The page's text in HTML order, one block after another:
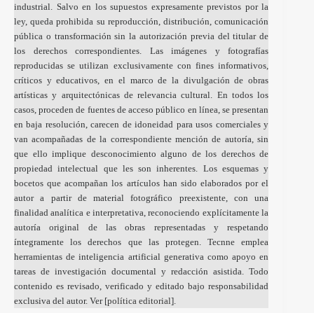
industrial. Salvo en los supuestos expresamente previstos por la
ley, queda prohibida su reproducción, distribución, comunicación
pública o transformación sin la autorización previa del titular de
los derechos correspondientes. Las imágenes y fotografías
reproducidas se utilizan exclusivamente con fines informativos,
críticos y educativos, en el marco de la divulgación de obras
artísticas y arquitectónicas de relevancia cultural. En todos los
casos, proceden de fuentes de acceso público en línea, se presentan
en baja resolución, carecen de idoneidad para usos comerciales y
van acompañadas de la correspondiente mención de autoría, sin
que ello implique desconocimiento alguno de los derechos de
propiedad intelectual que les son inherentes. Los esquemas y
bocetos que acompañan los artículos han sido elaborados por el
autor a partir de material fotográfico preexistente, con una
finalidad analítica e interpretativa, reconociendo explícitamente la
autoría original de las obras representadas y respetando
íntegramente los derechos que las protegen. Tecnne emplea
herramientas de inteligencia artificial generativa como apoyo en
tareas de investigación documental y redacción asistida. Todo
contenido es revisado, verificado y editado bajo responsabilidad
exclusiva del autor. Ver [política editorial].